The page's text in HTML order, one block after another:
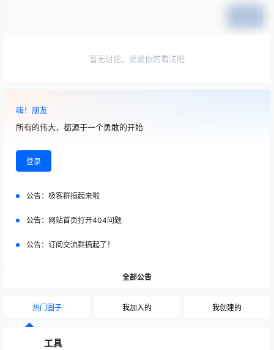
暂无讨论，说说你的看法吧
嗨！朋友
所有的伟大，都源于一个勇敢的开始
登录
公告： 极客群搞起来啦
公告： 网站首页打开404问题
公告： 订阅交流群搞起了！
全部公告
热门圈子 我加入的 我创建的
工具